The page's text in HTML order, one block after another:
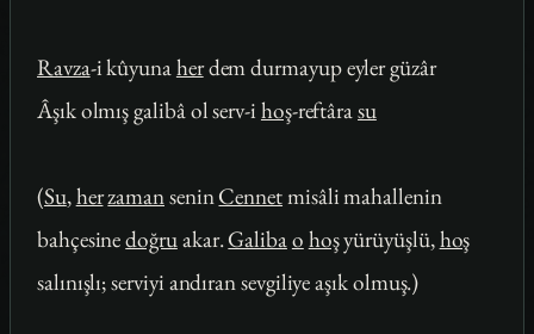
Ravza-i kûyunaherdem durmayup eyler güzâr
Âşık olmış galibâ ol serv-i hoş-reftârasu
(Su,herzamanseninCennetmisâli mahallenin
bahçesinedoğruakar.Galibao hoşyürüyüşlü,hoş
salınışlı; serviyi andıran sevgiliye aşık olmuş.)